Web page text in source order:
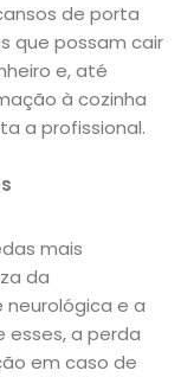
de porta
que possam cair
e, até
à cozinha
a profissional.
mais
da
neurológica e a
esses, a perda
em caso de